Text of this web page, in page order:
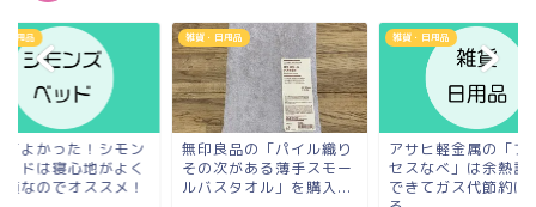
た！シモン
寝心地がよく
でオススメ！
雑貨・日用品
無印良品の「パイル織り
その次がある薄手スモー
ルバスタオル」を購入...
雑貨・日用品
アサヒ軽金属の「プリン
セスなべ」は余熱調理が
できてガス代節約にな